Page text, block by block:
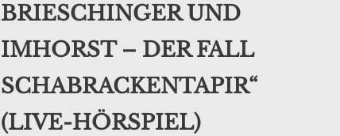
BRIESCHINGER UND
IMHORST – DER FALL
SCHABRACKENTAPIR“
(LIVE-HÖRSPIEL)